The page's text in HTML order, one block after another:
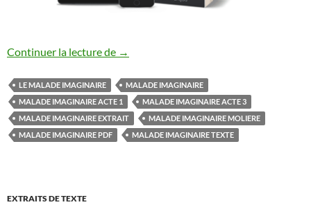
Continuer la lecture de MALADE IMAGINAIRE PDF
→
LE MALADE IMAGINAIRE
MALADE IMAGINAIRE
MALADE IMAGINAIRE ACTE 1
MALADE IMAGINAIRE ACTE 3
MALADE IMAGINAIRE EXTRAIT
MALADE IMAGINAIRE MOLIERE
MALADE IMAGINAIRE PDF
MALADE IMAGINAIRE TEXTE
EXTRAITS DE TEXTE